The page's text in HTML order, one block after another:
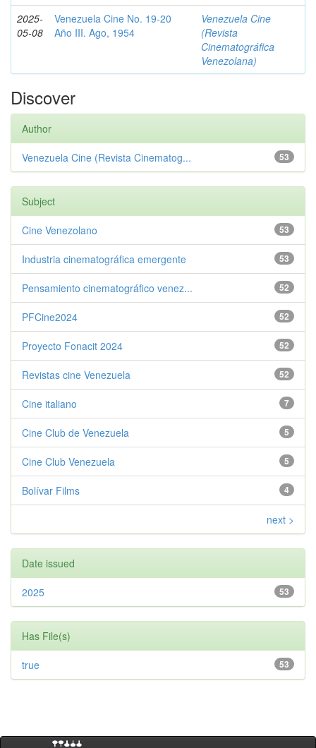
2025-
05-08
Venezuela Cine No. 19-20
Año III. Ago, 1954
Venezuela Cine
(Revista
Cinematográfica
Venezolana)
Discover
Author
53
Venezuela Cine (Revista Cinematog...
Subject
53
Cine Venezolano
53
Industria cinematográfica emergente
52
Pensamiento cinematográfico venez...
52
PFCine2024
52
Proyecto Fonacit 2024
52
Revistas cine Venezuela
7
Cine italiano
5
Cine Club de Venezuela
5
Cine Club Venezuela
4
Bolívar Films
next >
Date issued
53
2025
Has File(s)
53
true